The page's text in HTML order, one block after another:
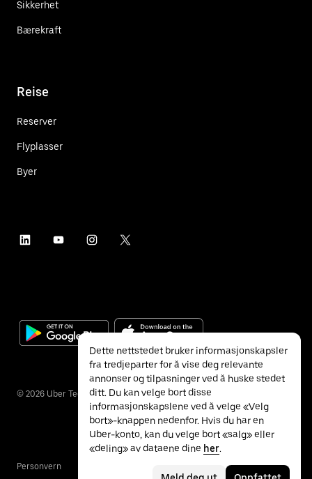
Sikkerhet
Bærekraft
Reise
Reserver
Flyplasser
Byer
© 2026 Uber Technologies Inc.
Personvern
Dette nettstedet bruker informasjonskapsler
fra tredjeparter for å vise deg relevante
annonser og tilpasninger ved å huske stedet
ditt. Du kan velge bort disse
informasjonskapslene ved å velge «Velg
bort»-knappen nedenfor. Hvis du har en
Uber-konto, kan du velge bort «salg» eller
«deling» av dataene dine her.